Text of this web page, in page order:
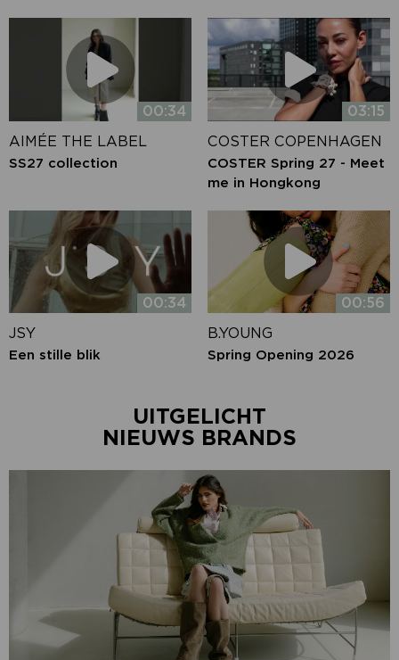
00:34
AIMÉE THE LABEL
SS27 collection
03:15
COSTER COPENHAGEN
COSTER Spring 27 - Meet
me in Hongkong
00:34
JSY
Een stille blik
00:56
B.YOUNG
Spring Opening 2026
UITGELICHT
NIEUWS BRANDS